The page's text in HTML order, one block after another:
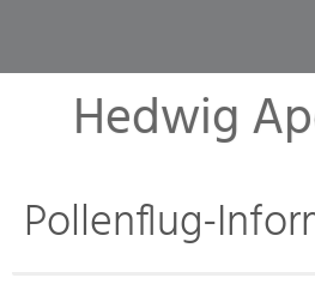
Hedwig
Pollenflug-